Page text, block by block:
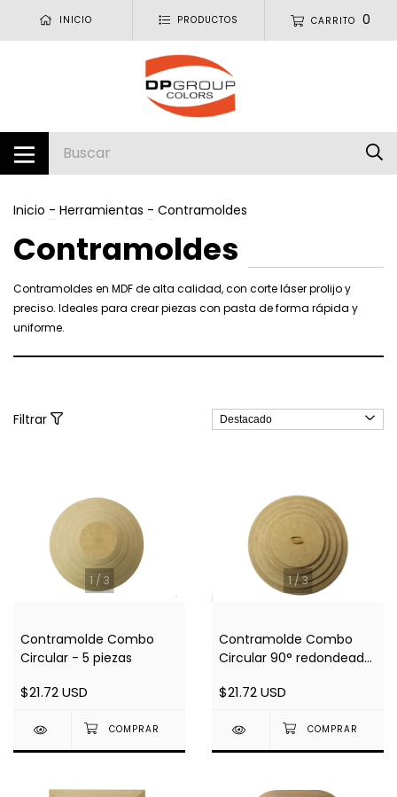
INICIO PRODUCTOS CARRITO 0
Inicio - Herramientas - Contramoldes
Contramoldes
Contramoldes en MDF de alta calidad, con corte láser prolijo y
preciso. Ideales para crear piezas con pasta de forma rápida y
uniforme.
Filtrar
1 / 3
Contramolde Combo
Circular - 5 piezas
$21.72 USD
1/3
Contramolde Combo
Circular 90° redondeado
$21.72 USD